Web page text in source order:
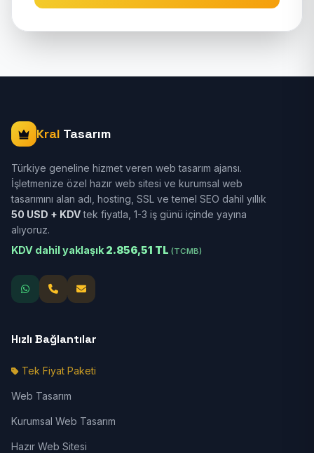
Kral Tasarım
Türkiye geneline hizmet veren web tasarım ajansı.
İşletmenize özel hazır web sitesi ve kurumsal web
tasarımını alan adı, hosting, SSL ve temel SEO dahil yıllık
50 USD + KDVtek fiyatla, 1-3 iş günü içinde yayına
alıyoruz.
KDV dahil yaklaşık 2.856,51 TL (TCMB)
Hızlı Bağlantılar
Tek Fiyat Paketi
Web Tasarım
Kurumsal Web Tasarım
Hazır Web Sitesi